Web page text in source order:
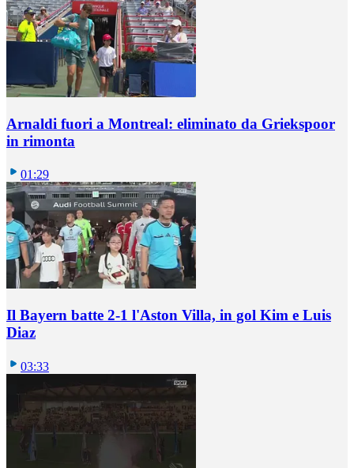
Arnaldi fuori a Montreal: eliminato da Griekspoor
in rimonta
01:29
Il Bayern batte 2-1 l'Aston Villa, in gol Kim e Luis
Diaz
03:33